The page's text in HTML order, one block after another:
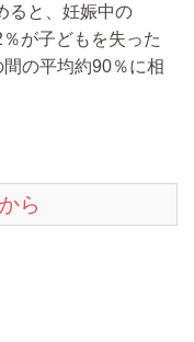
ると、妊娠中の
が子どもを失った
の平均約90％に相
ら